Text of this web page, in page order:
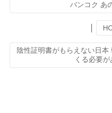
バンコク あ
陰性証明書がもらえない日
くる必要が